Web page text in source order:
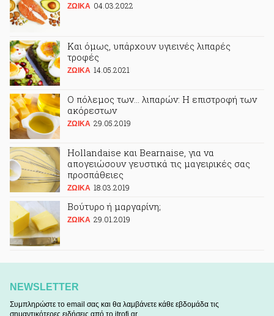
ΖΩΙΚA 04.03.2022
Και όμως, υπάρχουν υγιεινές λιπαρές
τροφές
ΖΩΙΚA 14.05.2021
Ο πόλεμος των... λιπαρών: Η επιστροφή των
ακόρεστων
ΖΩΙΚA 29.05.2019
Hollandaise και Bearnaise, για να
απογειώσουν γευστικά τις μαγειρικές σας
προσπάθειες
ΖΩΙΚA 18.03.2019
Βούτυρο ή μαργαρίνη;
ΖΩΙΚA 29.01.2019
NEWSLETTER
Συμπληρώστε το email σας και θα λαμβάνετε κάθε εβδομάδα τις
σημαντικότερες ειδήσεις από το itrofi.gr